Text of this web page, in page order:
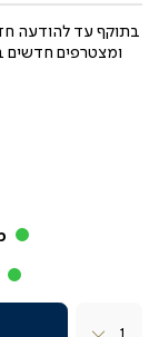
בתוקף עד
ומצטרפים חדשים